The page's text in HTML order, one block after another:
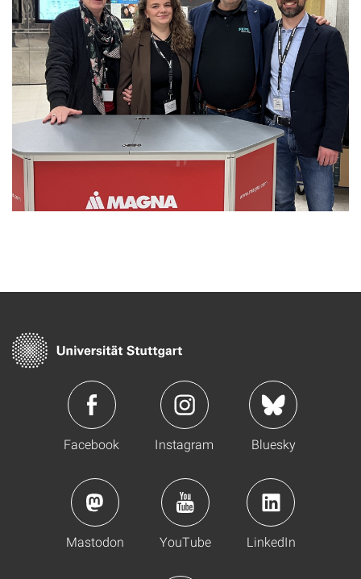
Facebook Instagram Bluesky
Mastodon YouTube LinkedIn